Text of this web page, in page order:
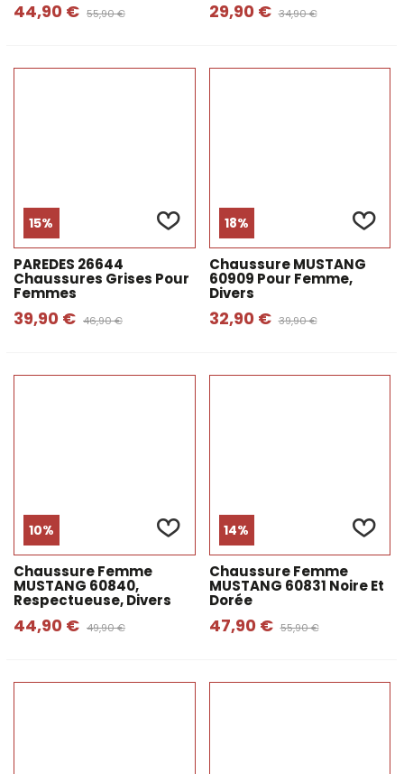
44,90 € 55,90 € 29,90 € 34,90 €
15%
PAREDES 26644
Chaussures Grises Pour
Femmes
39,90 € 46,90 €
18%
Chaussure MUSTANG
60909 Pour Femme,
Divers
32,90 € 39,90 €
10%
Chaussure Femme
MUSTANG 60840,
Respectueuse, Divers
44,90 € 49,90 €
14%
Chaussure Femme
MUSTANG 60831 Noire Et
Dorée
47,90 € 55,90 €